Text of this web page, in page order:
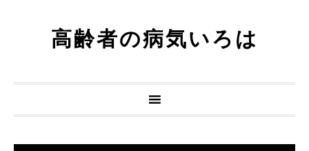
高齢者の病気いろは